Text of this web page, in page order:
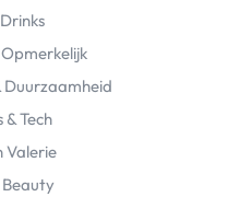
Duurzaamheid
Tech
Valerie